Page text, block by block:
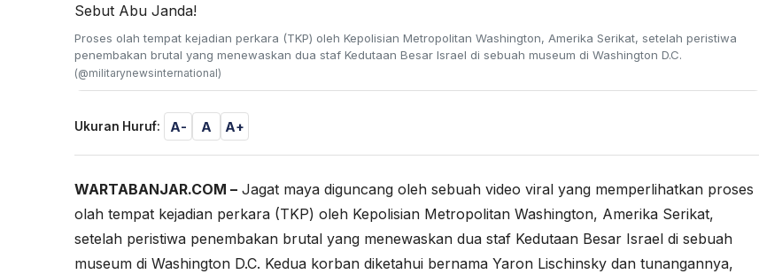
Proses olah tempat kejadian perkara (TKP) oleh Kepolisian Metropolitan Washington, Amerika Serikat, setelah peristiwa
penembakan brutal yang menewaskan dua staf Kedutaan Besar Israel di sebuah museum di Washington D.C.
(@militarynewsinternational)
Ukuran Huruf: A- A A+
WARTABANJAR.COM – Jagat maya diguncang oleh sebuah video viral yang memperlihatkan proses
olah tempat kejadian perkara (TKP) oleh Kepolisian Metropolitan Washington, Amerika Serikat,
setelah peristiwa penembakan brutal yang menewaskan dua staf Kedutaan Besar Israel di sebuah
museum di Washington D.C. Kedua korban diketahui bernama Yaron Lischinsky dan tunangannya,